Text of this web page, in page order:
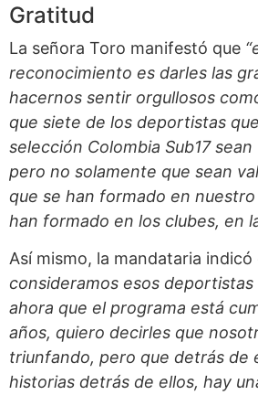
Gratitud
La señora Toro manifestó que
reconocimiento es darles las
hacernos sentir orgullosos
que siete de los deportistas
selección Colombia Sub17 sean
pero no solamente que sean
que se han formado en
han formado en los clubes, en
Así mismo, la mandataria indicó
consideramos esos deportistas
ahora que el programa está
años, quiero decirles que
triunfando, pero que detrás de
historias detrás de ellos, hay